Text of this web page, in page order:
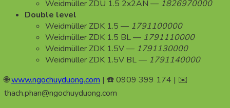
Weidmüller ZDU 1.5 2x2AN — 1826970000
Double level
Weidmüller ZDK 1.5 — 1791100000
Weidmüller ZDK 1.5 BL — 1791110000
Weidmüller ZDK 1.5V — 1791130000
Weidmüller ZDK 1.5V BL — 1791140000
🌐www.ngochuyduong.com | ☎️ 0909 399 174 | ✉️
thach.phan@ngochuyduong.com